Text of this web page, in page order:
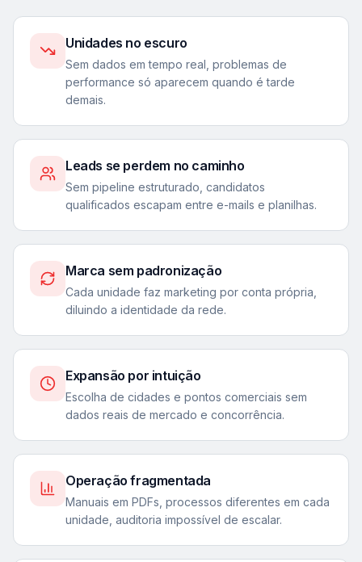
Unidades no escuro
Sem dados em tempo real, problemas de
performance só aparecem quando é tarde
demais.
Leads se perdem no caminho
Sem pipeline estruturado, candidatos
qualificados escapam entre e-mails e planilhas.
Marca sem padronização
Cada unidade faz marketing por conta própria,
diluindo a identidade da rede.
Expansão por intuição
Escolha de cidades e pontos comerciais sem
dados reais de mercado e concorrência.
Operação fragmentada
Manuais em PDFs, processos diferentes em cada
unidade, auditoria impossível de escalar.